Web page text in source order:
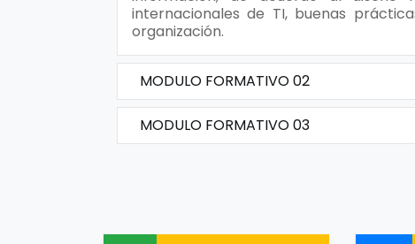
internacionales de TI, buenas
organización.
MODULO FORMATIVO 02
MODULO FORMATIVO 03